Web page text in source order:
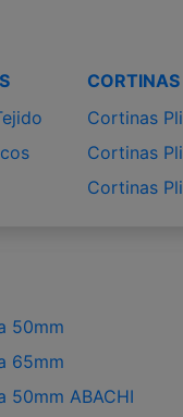
Cortinas
Cortinas
Cortinas
50mm
65mm
50mm ABACHI